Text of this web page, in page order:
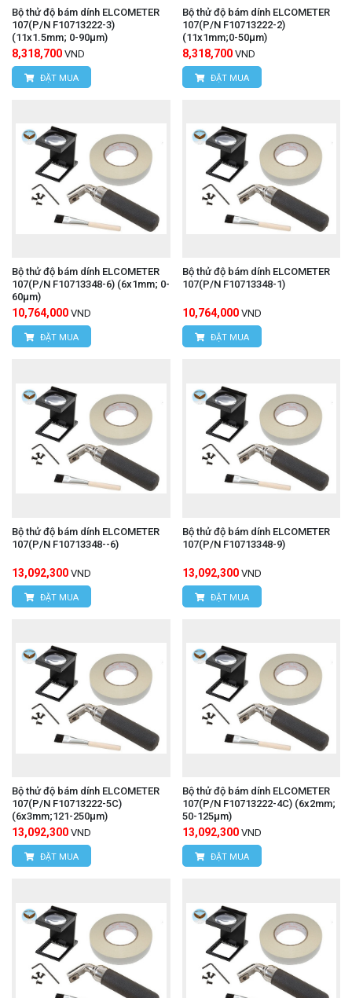
Bộ thử độ bám dính ELCOMETER
107(P/N F10713222-3)
(11x1.5mm; 0-90μm)
8,318,700 VND
ĐẶT MUA
Bộ thử độ bám dính ELCOMETER
107(P/N F10713222-2)
(11x1mm;0-50μm)
8,318,700 VND
ĐẶT MUA
Bộ thử độ bám dính ELCOMETER
107(P/N F10713348-6) (6x1mm; 0-
60µm)
10,764,000 VND
ĐẶT MUA
Bộ thử độ bám dính ELCOMETER
107(P/N F10713348-1)
10,764,000 VND
ĐẶT MUA
Bộ thử độ bám dính ELCOMETER
107(P/N F10713348--6)
13,092,300 VND
ĐẶT MUA
Bộ thử độ bám dính ELCOMETER
107(P/N F10713348-9)
13,092,300 VND
ĐẶT MUA
Bộ thử độ bám dính ELCOMETER
107(P/N F10713222-5C)
(6x3mm;121-250μm)
13,092,300 VND
ĐẶT MUA
Bộ thử độ bám dính ELCOMETER
107(P/N F10713222-4C) (6x2mm;
50-125µm)
13,092,300 VND
ĐẶT MUA